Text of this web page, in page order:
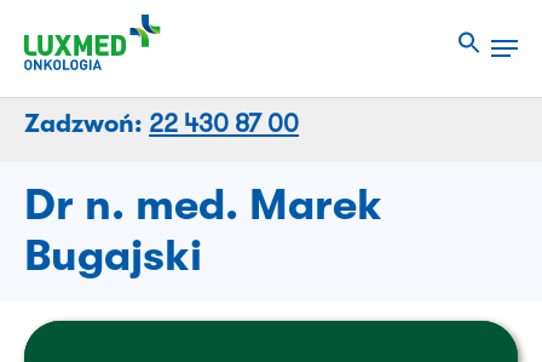
strony
Menu
Zadzwoń: 22 430 87 00
Dr n. med. Marek
Bugajski